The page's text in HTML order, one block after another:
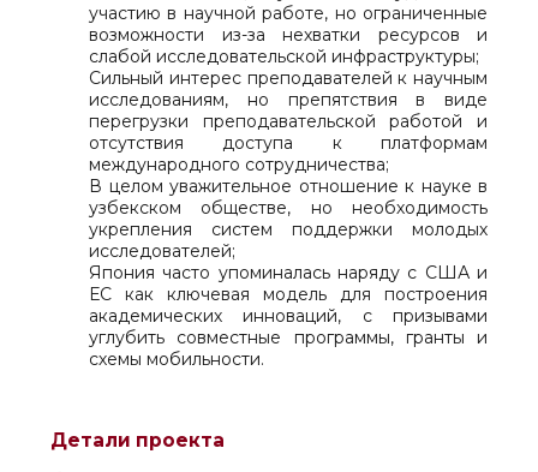
участию в научной работе, но ограниченные
возможности из-за нехватки ресурсов и
слабой исследовательской инфраструктуры;
Сильный интерес преподавателей к научным
исследованиям, но препятствия в виде
перегрузки преподавательской работой и
отсутствия доступа к платформам
международного сотрудничества;
В целом уважительное отношение к науке в
узбекском обществе, но необходимость
укрепления систем поддержки молодых
исследователей;
Япония часто упоминалась наряду с США и
ЕС как ключевая модель для построения
академических инноваций, с призывами
углубить совместные программы, гранты и
схемы мобильности.
Детали проекта